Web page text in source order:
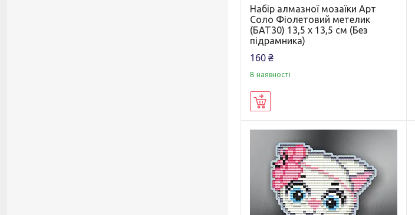
Набір алмазної мозаїки Арт
Соло Фіолетовий метелик
(БАТ30) 13,5 х 13,5 см (Без
підрамника)
160 ₴
В наявності